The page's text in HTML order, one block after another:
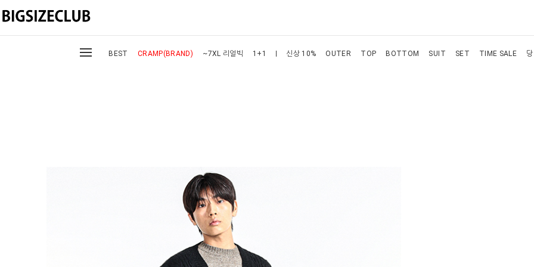
BEST CRAMP(BRAND) ~7XL 리얼빅 1+1 신상 10% OUTER TOP BOTTOM SUIT SET TIME SALE